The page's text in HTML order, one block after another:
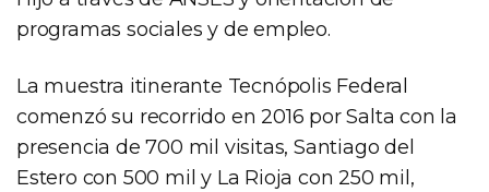
programas sociales y de empleo.
La muestra itinerante Tecnópolis Federal
comenzó su recorrido en 2016 por Salta con la
presencia de 700 mil visitas, Santiago del
Estero con 500 mil y La Rioja con 250 mil,